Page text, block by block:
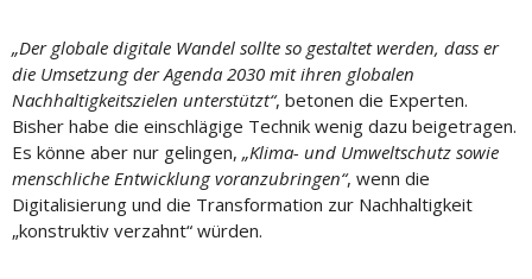
„Der globale digitale Wandel sollte so gestaltet werden, dass er
die Umsetzung der Agenda 2030 mit ihren globalen
Nachhaltigkeitszielen unterstützt“, betonen die Experten.
Bisher habe die einschlägige Technik wenig dazu beigetragen.
Es könne aber nur gelingen, „Klima- und Umweltschutz sowie
menschliche Entwicklung voranzubringen“, wenn die
Digitalisierung und die Transformation zur Nachhaltigkeit
„konstruktiv verzahnt“ würden.